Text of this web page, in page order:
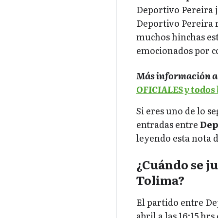
Deportivo Pereira
Deportivo Pereira
muchos hinchas
emocionados por
Más información
OFICIALES y
Si eres uno de lo
entradas entre
leyendo esta nota
¿Cuándo se
Tolima?
El partido entre